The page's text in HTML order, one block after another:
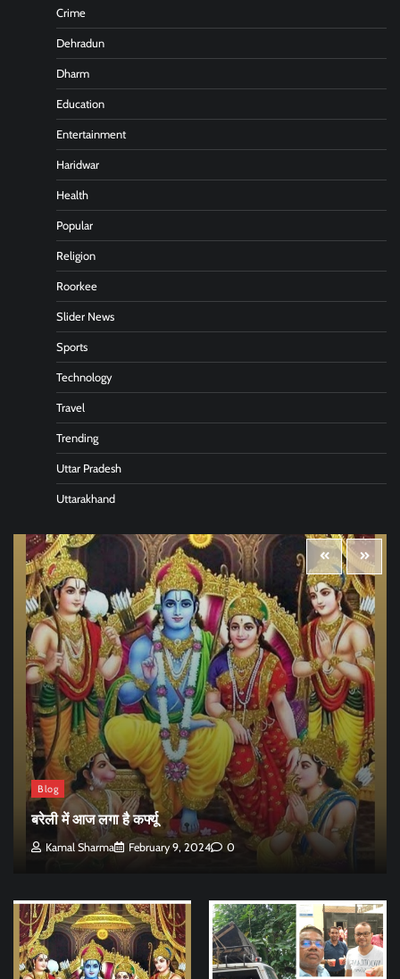
Crime
Dehradun
Dharm
Education
Entertainment
Haridwar
Health
Popular
Religion
Roorkee
Slider News
Sports
Technology
Travel
Trending
Uttar Pradesh
Uttarakhand
Blog
बरेली में आज लगा है कर्फ्यू
Kamal Sharma February 9, 2024 0